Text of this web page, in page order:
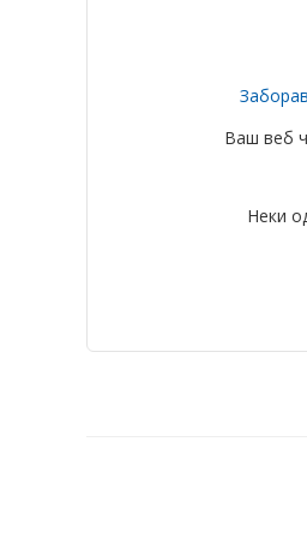
Ваш веб
Неки